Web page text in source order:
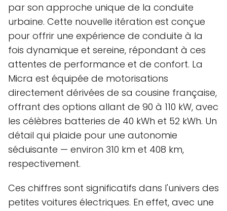
par son approche unique de la conduite
urbaine. Cette nouvelle itération est conçue
pour offrir une expérience de conduite à la
fois dynamique et sereine, répondant à ces
attentes de performance et de confort. La
Micra est équipée de motorisations
directement dérivées de sa cousine française,
offrant des options allant de 90 à 110 kW, avec
les célèbres batteries de 40 kWh et 52 kWh. Un
détail qui plaide pour une autonomie
séduisante — environ 310 km et 408 km,
respectivement.
Ces chiffres sont significatifs dans l'univers des
petites voitures électriques. En effet, avec une